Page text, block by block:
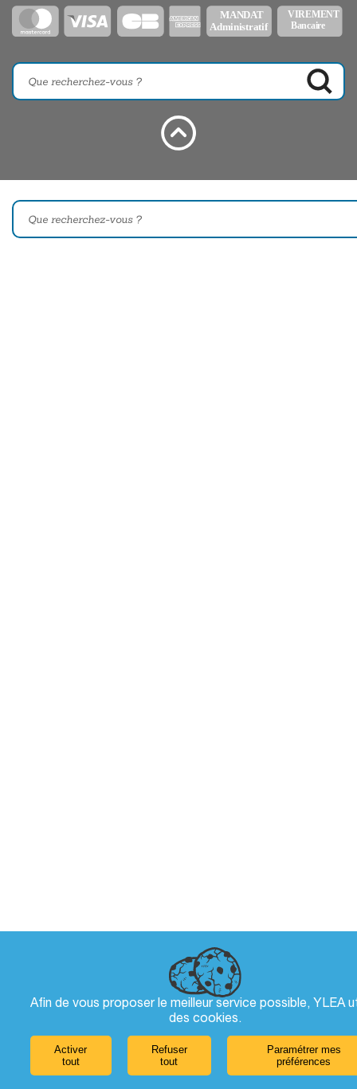
Laissez-nous un message
Afin de vous proposer le meilleur service possible, YLEA
des cookies.
Activer
tout
Refuser
tout
Paramétrer mes
préférences